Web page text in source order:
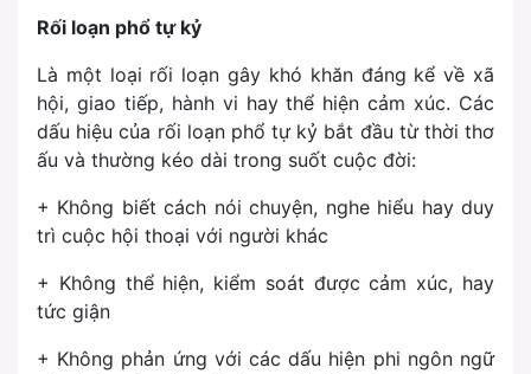
Rối loạn phổ tự kỷ
Là một loại rối loạn gây khó khăn đáng kể về xã
hội, giao tiếp, hành vi hay thể hiện cảm xúc. Các
dấu hiệu của rối loạn phổ tự kỷ bắt đầu từ thời thơ
ấu và thường kéo dài trong suốt cuộc đời:
+ Không biết cách nói chuyện, nghe hiểu hay duy
trì cuộc hội thoại với người khác
+ Không thể hiện, kiểm soát được cảm xúc, hay
tức giận
+ Không phản ứng với các dấu hiện phi ngôn ngữ